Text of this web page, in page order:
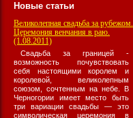
Новые статьи
Великолепная свадьба за рубежом.
Церемония венчания в раю.
(1.08.2011)
Свадьба за границей -
возможность почувствовать
себя настоящими королем и
королевой, великолепным
союзом, сочтенным на небе. В
Черногории имеет место быть
три вариации свадьбы — это
символическая церемония в